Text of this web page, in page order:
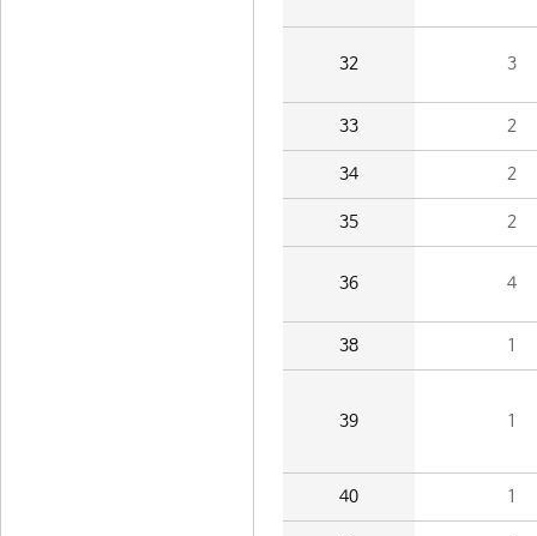
32 3
33 2
34 2
35 2
36 4
38 1
39 1
40 1